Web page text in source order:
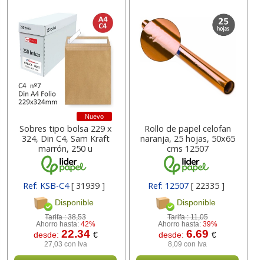
Nuevo
Sobres tipo bolsa 229 x
324, Din C4, Sam Kraft
marrón, 250 u
Ref: KSB-C4[ 31939 ]
Disponible
Tarifa :38,53
Ahorro hasta: 42%
desde: 22.34 €
27,03 con Iva
Rollo de papel celofan
naranja, 25 hojas, 50x65
cms 12507
Ref: 12507 [ 22335 ]
Disponible
Tarifa :11,05
Ahorro hasta: 39%
desde:6.69€
8,09 con Iva